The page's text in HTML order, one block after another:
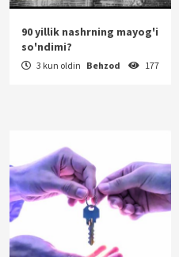
90 yillik nashrning mayog'i
so'ndimi?
3 kun oldin Behzod 177